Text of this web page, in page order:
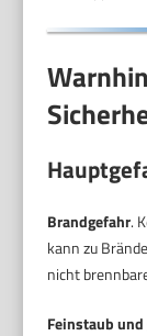
Brandgefahr.
kann zu
nicht
Feinstaub